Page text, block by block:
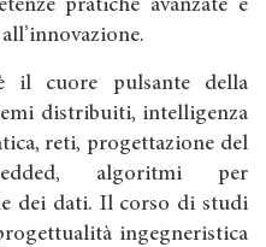
pratiche avanzate e
il cuore pulsante della
distribuiti, intelligenza
reti, progettazione del
algoritmi per
dei dati. Il corso di studi
ingegneristica